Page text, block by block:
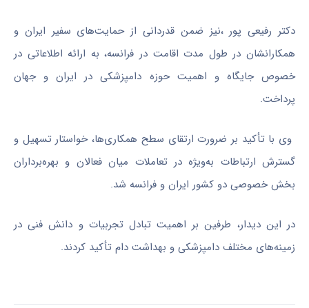
دکتر رفیعی پور ،نیز ضمن قدردانی از حمایت‌های سفیر ایران و
همکارانشان در طول مدت اقامت در فرانسه، به ارائه اطلاعاتی در
خصوص جایگاه و اهمیت حوزه دامپزشکی در ایران و جهان
پرداخت.
وی با تأکید بر ضرورت ارتقای سطح همکاری‌ها، خواستار تسهیل و
گسترش ارتباطات به‌ویژه در تعاملات میان فعالان و بهره‌برداران
بخش خصوصی دو کشور ایران و فرانسه شد.
در این دیدار، طرفین بر اهمیت تبادل تجربیات و دانش فنی در
زمینه‌های مختلف دامپزشکی و بهداشت دام تأکید کردند.